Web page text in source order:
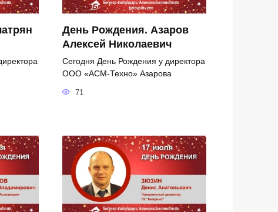
День Рождения. Азаров
Алексей Николаевич
Сегодня День Рождения у директора
ООО «АСМ-Техно» Азарова
71